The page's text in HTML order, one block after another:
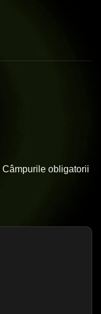
Câmpurile obligatorii